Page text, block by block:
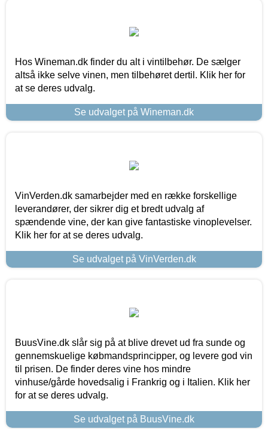
Hos Wineman.dk finder du alt i vintilbehør. De sælger
altså ikke selve vinen, men tilbehøret dertil. Klik her for
at se deres udvalg.
Se udvalget på Wineman.dk
VinVerden.dk samarbejder med en række forskellige
leverandører, der sikrer dig et bredt udvalg af
spændende vine, der kan give fantastiske vinoplevelser.
Klik her for at se deres udvalg.
Se udvalget på VinVerden.dk
BuusVine.dk slår sig på at blive drevet ud fra sunde og
gennemskuelige købmandsprincipper, og levere god vin
til prisen. De finder deres vine hos mindre
vinhuse/gårde hovedsalig i Frankrig og i Italien. Klik her
for at se deres udvalg.
Se udvalget på BuusVine.dk